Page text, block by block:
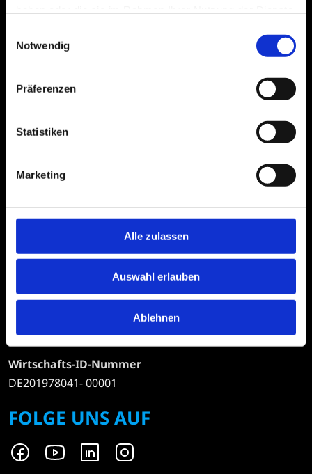
Notwendig
Präferenzen
Statistiken
Marketing
Alle zulassen
Auswahl erlauben
Ablehnen
40 | 34 99 97-0
E-Mail
Vorsitzender des Verwaltungsrates
Markus Lenz
Amtsgericht Hamburg
DE201978041
Wirtschafts-ID-Nummer
DE201978041- 00001
FOLGE UNS AUF